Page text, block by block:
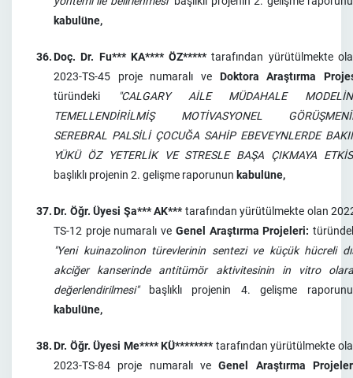
kabulüne,
36.Doç. Dr. Fu*** KA**** ÖZ*****tarafından yürütülmekte
2023-TS-45 proje numaralı ve Doktora Araştırma
türündeki
"CALGARY AİLE MÜDAHALE
TEMELLENDİRİLMİŞ MOTİVASYONEL
SEREBRAL PALSİLİ ÇOCUĞA SAHİP EBEVEYNLERDE
YÜKÜ ÖZ YETERLİK VE STRESLE BAŞA ÇIKMAYA
başlıklı projenin 2. gelişme raporunun kabulüne,
37.Dr. Öğr. Üyesi Şa*** AK***tarafından yürütülmekte olan
TS-12 proje numaralı ve Genel Araştırma Projeleri:
"Yeni kuinazolinon türevlerinin sentezi ve küçük hücreli
akciğer kanserinde antitümör aktivitesinin in vitro
değerlendirilmesi"başlıklı projenin 4. gelişme
kabulüne,
38.Dr. Öğr. Üyesi Me**** KÜ********tarafından yürütülmekte
2023-TS-84 proje numaralı veGenel Araştırma